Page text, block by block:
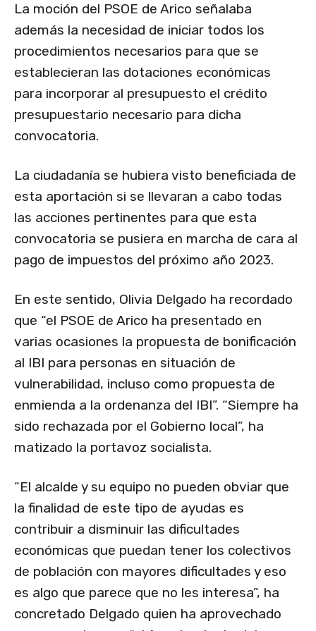
La moción del PSOE de Arico señalaba
además la necesidad de iniciar todos los
procedimientos necesarios para que se
establecieran las dotaciones económicas
para incorporar al presupuesto el crédito
presupuestario necesario para dicha
convocatoria.
La ciudadanía se hubiera visto beneficiada de
esta aportación si se llevaran a cabo todas
las acciones pertinentes para que esta
convocatoria se pusiera en marcha de cara al
pago de impuestos del próximo año 2023.
En este sentido, Olivia Delgado ha recordado
que “el PSOE de Arico ha presentado en
varias ocasiones la propuesta de bonificación
al IBI para personas en situación de
vulnerabilidad, incluso como propuesta de
enmienda a la ordenanza del IBI”. “Siempre ha
sido rechazada por el Gobierno local”, ha
matizado la portavoz socialista.
“El alcalde y su equipo no pueden obviar que
la finalidad de este tipo de ayudas es
contribuir a disminuir las dificultades
económicas que puedan tener los colectivos
de población con mayores dificultades y eso
es algo que parece que no les interesa”, ha
concretado Delgado quien ha aprovechado